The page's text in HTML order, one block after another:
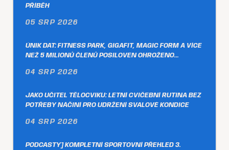
PŘÍBĚH
05 SRP 2026
ÚNIK DAT: FITNESS PARK, GIGAFIT, MAGIC FORM A VÍCE
NEŽ 5 MILIONŮ ČLENŮ POSILOVEN OHROŽENO…
04 SRP 2026
JAKO UČITEL TĚLOCVIKU: LETNÍ CVIČEBNÍ RUTINA BEZ
POTŘEBY NÁČINÍ PRO UDRŽENÍ SVALOVÉ KONDICE
04 SRP 2026
PODCASTY] KOMPLETNÍ SPORTOVNÍ PŘEHLED 3.